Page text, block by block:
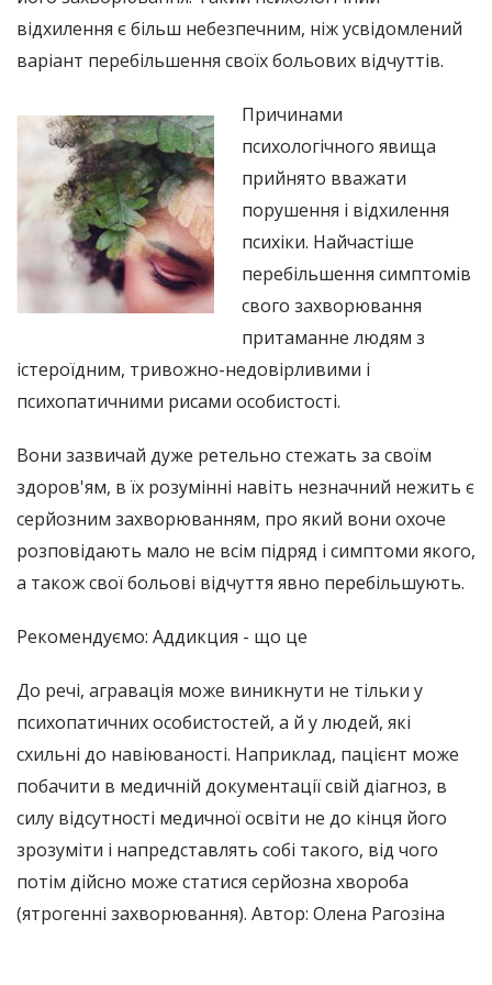
відхилення є більш небезпечним, ніж усвідомлений
варіант перебільшення своїх больових відчуттів.
Причинами
психологічного явища
прийнято вважати
порушення і відхилення
психіки. Найчастіше
перебільшення симптомів
свого захворювання
притаманне людям з
істероїдним, тривожно-недовірливими і
психопатичними рисами особистості.
Вони зазвичай дуже ретельно стежать за своїм
здоров'ям, в їх розумінні навіть незначний нежить є
серйозним захворюванням, про який вони охоче
розповідають мало не всім підряд і симптоми якого,
а також свої больові відчуття явно перебільшують.
Рекомендуємо: Аддикция - що це
До речі, агравація може виникнути не тільки у
психопатичних особистостей, а й у людей, які
схильні до навіюваності. Наприклад, пацієнт може
побачити в медичній документації свій діагноз, в
силу відсутності медичної освіти не до кінця його
зрозуміти і напредставлять собі такого, від чого
потім дійсно може статися серйозна хвороба
(ятрогенні захворювання). Автор: Олена Рагозіна